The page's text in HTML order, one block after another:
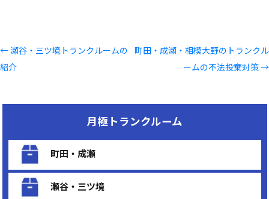
投
稿
ビ
ー
ョ
←瀬谷・三ツ境トランクルームの
紹介
町田・成瀬・相模大野のトランクル
ームの不法投棄対策→
月極トランクルーム
町田・成瀬
瀬谷・三ツ境